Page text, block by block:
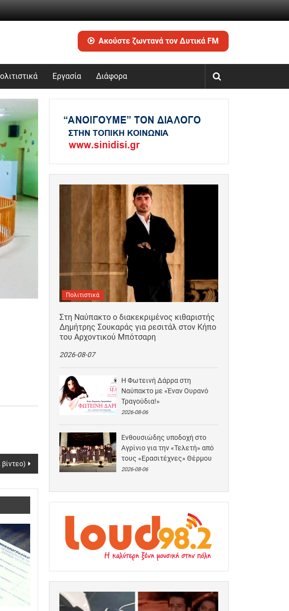
Ακούστε ζωντανά τον Δυτικά FM
Εργασία Διάφορα
Πολιτιστικά
Στη Ναύπακτο ο διακεκριμένος κιθαριστής
Δημήτρης Σουκαράς για ρεσιτάλ στον Κήπο
του Αρχοντικού Μπότσαρη
2026-08-07
Η Φωτεινή Δάρρα στη
Ναύπακτο με «Έναν Ουρανό
Τραγούδια!»
2026-08-06
Ενθουσιώδης υποδοχή στο
Αγρίνιο για την «Τελετή» από
τους «Ερασιτέχνες» Θέρμου
2026-08-06